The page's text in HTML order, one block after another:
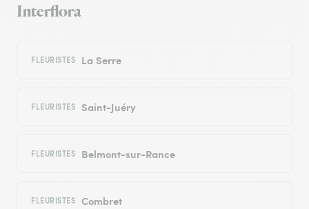
Interflora
FLEURISTES La Serre
FLEURISTES Saint-Juéry
FLEURISTES Belmont-sur-Rance
FLEURISTES Combret